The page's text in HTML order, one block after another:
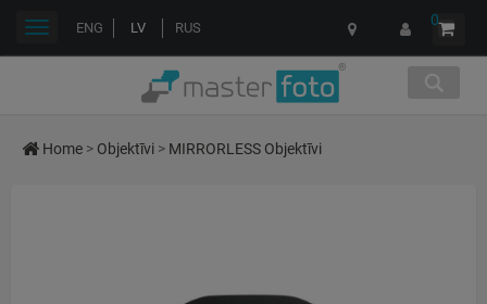
ENG LV RUS 0
Toggle
Home > Objektīvi > MIRRORLESS Objektīvi